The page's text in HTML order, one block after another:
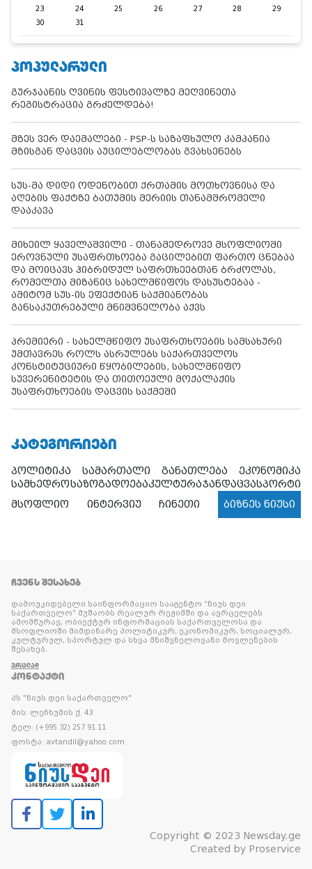
23
24 25 26 27 28
29
30
31
ᲞᲝᲞᲣᲚᲐᲠᲣᲚᲘ
გურჯაანის ღვინის ფესტივალზე მეღვინეთა
რეგისტრაცია გრძელდება!
მზეს ვერ დაემალები - PSP-ს საზაფხულო კამპანია
მზისგან დაცვის აუცილებლობას გვახსენებს
სუს-მა დიდი ოდენობით ქრთამის მოთხოვნისა და
აღების ფაქტზე ბათუმის მერიის თანამშრომელი
დააკავა
მიხეილ ყაველაშვილი - თანამედროვე მსოფლიოში
ეროვნული უსაფრთხოება გაცილებით ფართო ცნებაა
და მოიცავს ჰიბრიდულ საფრთხეებთან ბრძოლას,
რომელთა მიზანიც სახელმწიფოს დასუსტებაა -
ამიტომ სუს-ის ეფექტიან საქმიანობას
განსაკუთრებული მნიშვნელობა აქვს
პრემიერი - სახელმწიფო უსაფრთხოების სამსახური
უმთავრეს როლს ასრულებს საქართველოს
კონსტიტუციური წყობილების, სახელმწიფო
სუვერენიტეტის და თითოეული მოქალაქის
უსაფრთხოების დაცვის საქმეში
ᲙᲐᲢᲔᲒᲝᲠᲘᲔᲑᲘ
პოლიტიკა სამართალი განათლება
ეკონომიკა
სამხედროსაზოგადოებაკულტურაჯანდაცვასპორტი
მსოფლიო
ინტერვიუ ჩინეთი ბიზნეს ნიუსი
ᲩᲕᲔᲜᲡ ᲨᲔᲡᲐᲮᲔᲑ
დამოუკიდებელი საინფორმაციო სააგენტო “ნიუს დეი
საქართველო” მუშაობს რეალურ რეჟიმში და ავრცელებს
ამომწურავ, ობიექტურ ინფორმაციას საქართველოსა და
მსოფლიოში მიმდინარე პოლიტიკურ, ეკონომიკურ, სოციალურ,
კულტურულ, სპორტულ და სხვა მნიშვნელოვანი მოვლენების
შესახებ.
ᲕᲠᲪᲚᲐᲓ
ᲙᲝᲜᲢᲐᲥᲢᲘ
პს "ნიუს დეი საქართველო"
მის: ლეჩხუმის ქ. 43
ტელ: (+995 32) 257 91 11
ფოსტა: avtandil@yahoo.com
Copyright © 2023 Newsday.ge
Created by Proservice